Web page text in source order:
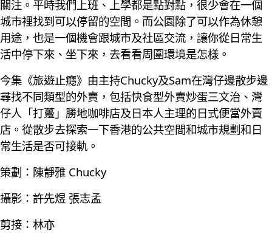
關注。平時我們上班、上學都是點對點，很少會在一個
城市裡找到可以停留的空間。而公園除了可以作為休憩
用途，也是一個機會跟城市及社區交流，讓你從日常生
活中停下來、坐下來，去看看周圍環境是怎樣。
今集《旅遊止癮》由主持Chucky及Sam在灣仔邊散步邊
尋找不同類型的外賣，包括快食型外賣炒蛋三文治、灣
仔人「打躉」勝地咖啡店及日本人主理的日式便當外賣
店。從散步去探索一下香港的公共空間和城市規劃和日
常生活是否可接軌。
策劃：陳靜雅 Chucky
攝影：許先煜 張志孟
剪接：林亦